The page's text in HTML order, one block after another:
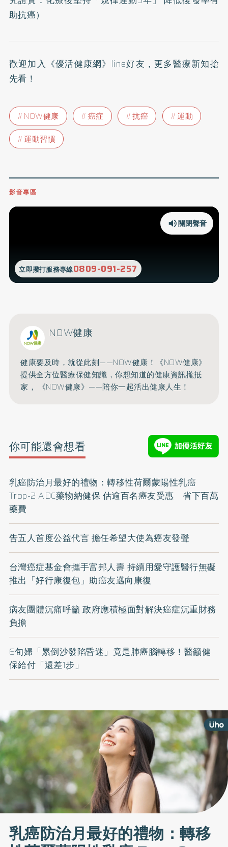
助抗癌）
歡迎加入 《優活健康網》line好友 ，更多醫療新知搶
先看！
NOW健康 癌症 抗癌
運動
運動習慣
影音專區
立即撥打服務專線0809-091-257
關閉聲音
NOW健康
健康要及時，就從此刻——NOW健康！《NOW健康》
提供全方位醫療保健知識，你想知道的健康資訊攏抵
家， 《NOW健康》——陪你一起活出健康人生！
你可能還會想看
乳癌防治月最好的禮物：轉移性荷爾蒙陽性乳癌
Trop-2 ADC藥物納健保 估逾百名癌友受惠 省下百萬
藥費
告五人首度公益代言 擔任希望大使為癌友發聲
台灣癌症基金會攜手富邦人壽 持續用愛守護醫行無礙
推出「好行康復包」助癌友邁向康復
病友團體沉痛呼籲 政府應積極面對解決癌症沉重財務
負擔
6旬婦「累倒沙發陷昏迷」竟是肺癌腦轉移！醫籲健
保給付「還差1步」
乳癌防治月最好的禮物：轉移